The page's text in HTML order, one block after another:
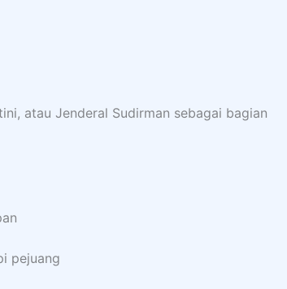
atau Jenderal Sudirman sebagai bagian
pejuang